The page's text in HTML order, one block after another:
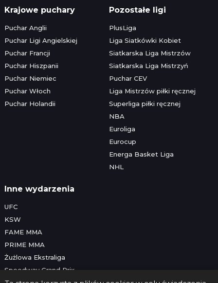
Krajowe puchary
Puchar Anglii
Puchar Ligi Angielskiej
Puchar Francji
Puchar Hiszpanii
Puchar Niemiec
Puchar Włoch
Puchar Holandii
Pozostałe ligi
PlusLiga
Liga Siatkówki Kobiet
Siatkarska Liga Mistrzów
Siatkarska Liga Mistrzyń
Puchar CEV
Liga Mistrzów piłki ręcznej
Superliga piłki ręcznej
NBA
Euroliga
Eurocup
Energa Basket Liga
NHL
Inne wydarzenia
UFC
KSW
FAME MMA
PRIME MMA
Żużlowa Ekstraliga
Speedway Grand Prix